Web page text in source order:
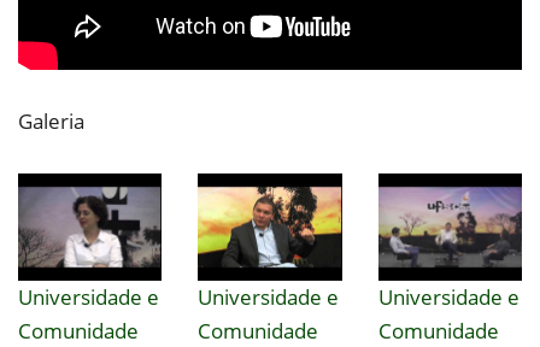
Galeria
Universidade e
Comunidade
Universidade e
Comunidade
Universidade e
Comunidade